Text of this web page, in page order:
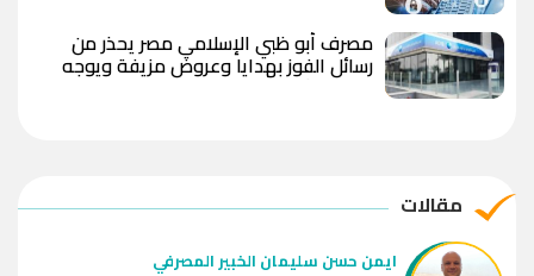
مصرف أبو ظبي الإسلامي مصر يحذر من
رسائل الفوز بهدايا وعروض مزيفة ويوجه
بعدم مشاركة البيانات المصرفية
مقالات
ايمن حسن سليمان الخبير المصرفي